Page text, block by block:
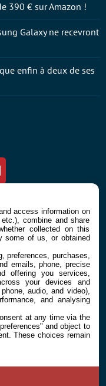
Newsletter
390 € sur Amazon !
Galaxy ne recevront
enfin à deux de ses
access information on
combine and share
collected on this
some of us, or obtained
preferences, purchases,
emails, phone, precise
offering you services,
your devices and
audio, and video),
and analysing
at any time via the
and object to
These choices remain